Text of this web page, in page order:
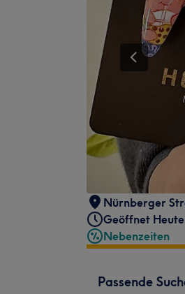
Nürnberger
Geöffnet
Nebenzeiten
Passende